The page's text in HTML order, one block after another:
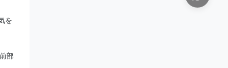
を
部